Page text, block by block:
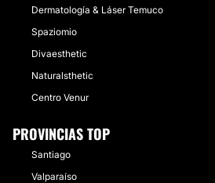
Dermatología & Láser Temuco
Spaziomio
Divaesthetic
Naturalsthetic
Centro Venur
PROVINCIAS TOP
Santiago
Valparaíso